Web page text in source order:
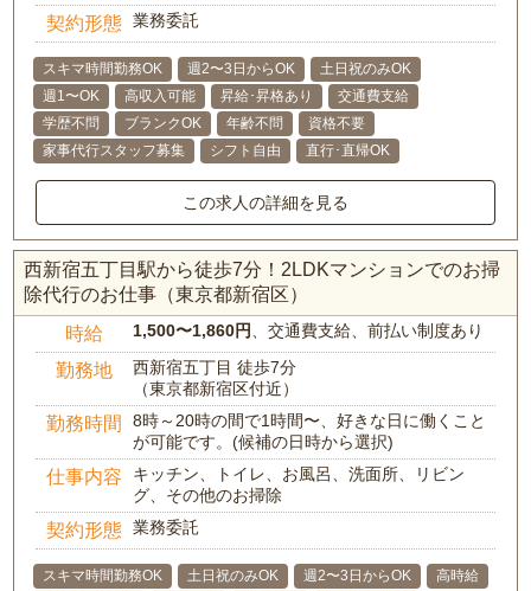
契約形態 業務委託
スキマ時間勤務OK 週2〜3日からOK
土日祝のみOK
週1〜OK
高収入可能 昇給･昇格あり
交通費支給
学歴不問
ブランクOK 年齢不問
資格不要
家事代行スタッフ募集
シフト自由 直行･直帰OK
この求人の詳細を見る
西新宿五丁目駅から徒歩7分！2LDKマンションでのお掃
除代行のお仕事（東京都新宿区）
時給 1,500〜1,860円 、交通費支給、前払い制度あり
勤務地
西新宿五丁目 徒歩7分
（東京都新宿区付近）
勤務時間
8時～20時の間で1時間〜、好きな日に働くこと
が可能です。(候補の日時から選択)
仕事内容
キッチン、トイレ、お風呂、洗面所、リビン
グ、その他のお掃除
契約形態 業務委託
スキマ時間勤務OK 土日祝のみOK 週2〜3日からOK
高時給